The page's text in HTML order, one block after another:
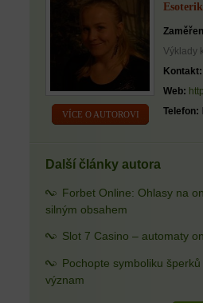
VÍCE O AUTOROVI
Výklady
Kontakt:
Web:
Telefon:
Další články autora
Forbet Online: Ohlasy na
silným obsahem
Slot 7 Casino – automaty
Pochopte symboliku
význam